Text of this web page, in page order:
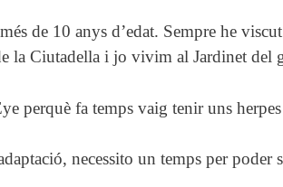
de 10 anys d’edat. Sempre he
la Ciutadella i jo vivim al Jardinet del
perquè fa temps vaig tenir uns
necessito un temps per